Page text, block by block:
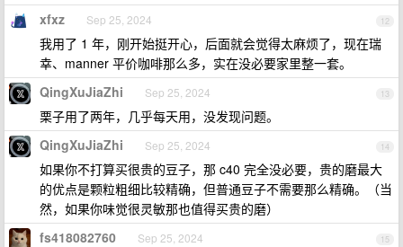
12
xfxz Sep 25, 2024
我用了 1 年，刚开始挺开心，后面就会觉得太麻烦了，现在瑞
幸、manner 平价咖啡那么多，实在没必要家里整一套。
13
QingXuJiaZhi Sep 25, 2024
栗子用了两年，几乎每天用，没发现问题。
14
QingXuJiaZhi Sep 25, 2024
如果你不打算买很贵的豆子，那 c40 完全没必要，贵的磨最大
的优点是颗粒粗细比较精确，但普通豆子不需要那么精确。（当
然，如果你味觉很灵敏那也值得买贵的磨）
15
fs418082760 Sep 25, 2024